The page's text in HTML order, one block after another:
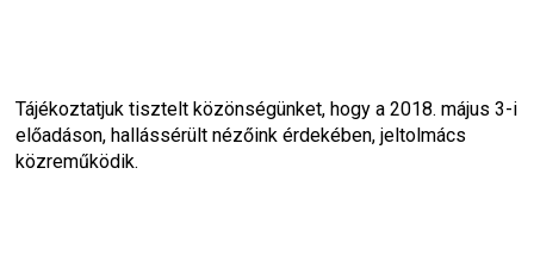
Tájékoztatjuk tisztelt közönségünket, hogy a 2018. május 3-i
előadáson, hallássérült nézőink érdekében, jeltolmács
közreműködik.